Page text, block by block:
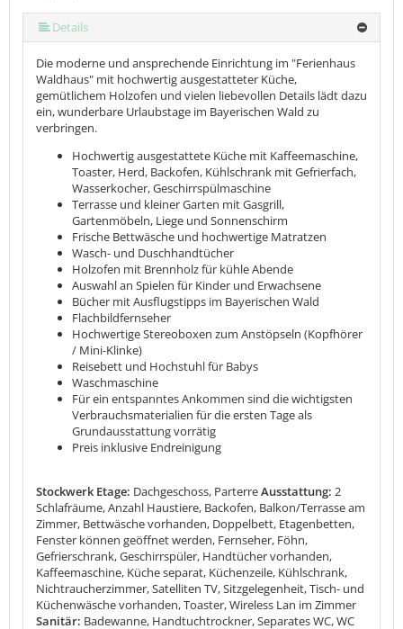
mehr (23 ) »
mehr (23 ) »
mehr (23 ) »
mehr (23 ) »
mehr (23 ) »
mehr (23 ) »
mehr (23 ) »
mehr (23 ) »
mehr (23 ) »
mehr (23 ) »
mehr (23 ) »
mehr (23 ) »
mehr (23 ) »
mehr (23 ) »
mehr (23 ) »
mehr (23 ) »
mehr (23 ) »
mehr (23 ) »
mehr (23 ) »
Details
Die moderne und ansprechende Einrichtung im "Ferienhaus
Waldhaus" mit hochwertig ausgestatteter Küche,
gemütlichem Holzofen und vielen liebevollen Details lädt dazu
ein, wunderbare Urlaubstage im Bayerischen Wald zu
verbringen.
Hochwertig ausgestattete Küche mit Kaffeemaschine,
Toaster, Herd, Backofen, Kühlschrank mit Gefrierfach,
Wasserkocher, Geschirrspülmaschine
Terrasse und kleiner Garten mit Gasgrill,
Gartenmöbeln, Liege und Sonnenschirm
Frische Bettwäsche und hochwertige Matratzen
Wasch- und Duschhandtücher
Holzofen mit Brennholz für kühle Abende
Auswahl an Spielen für Kinder und Erwachsene
Bücher mit Ausflugstipps im Bayerischen Wald
Flachbildfernseher
Hochwertige Stereoboxen zum Anstöpseln (Kopfhörer
/ Mini-Klinke)
Reisebett und Hochstuhl für Babys
Waschmaschine
Für ein entspanntes Ankommen sind die wichtigsten
Verbrauchsmaterialien für die ersten Tage als
Grundausstattung vorrätig
Preis inklusive Endreinigung
Stockwerk Etage: Dachgeschoss, ParterreAusstattung: 2
Schlafräume, Anzahl Haustiere, Backofen, Balkon/Terrasse am
Zimmer, Bettwäsche vorhanden, Doppelbett, Etagenbetten,
Fenster können geöffnet werden, Fernseher, Föhn,
Gefrierschrank, Geschirrspüler, Handtücher vorhanden,
Kaffeemaschine, Küche separat, Küchenzeile, Kühlschrank,
Nichtraucherzimmer, Satelliten TV, Sitzgelegenheit, Tisch- und
Küchenwäsche vorhanden, Toaster, Wireless Lan im Zimmer
Sanitär: Badewanne, Handtuchtrockner, Separates WC, WC